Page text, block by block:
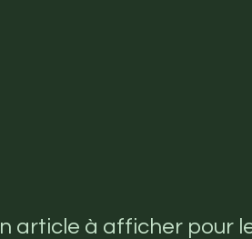
article à afficher pour